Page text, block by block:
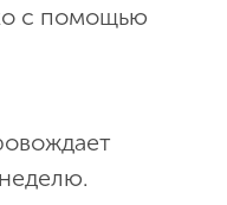
с помощью